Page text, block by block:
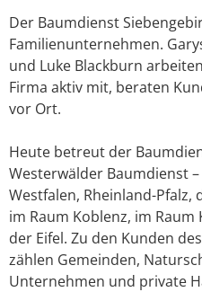
Der Baumdienst
Familienunternehmen.
und Luke Blackburn
Firma aktiv mit, beraten
vor Ort.
Heute betreut der
Westerwälder Baumdienst
Westfalen, Rheinland-Pfalz,
im Raum Koblenz, im
der Eifel. Zu den Kunden
zählen Gemeinden,
Unternehmen und private